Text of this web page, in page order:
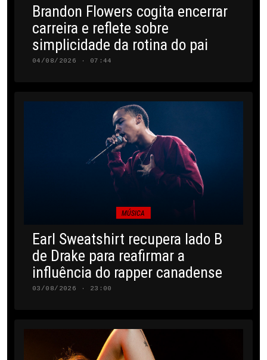
Brandon Flowers cogita encerrar
carreira e reflete sobre
simplicidade da rotina do pai
04/08/2026 · 07:44
MÚSICA
Earl Sweatshirt recupera lado B
de Drake para reafirmar a
influência do rapper canadense
03/08/2026 · 23:00